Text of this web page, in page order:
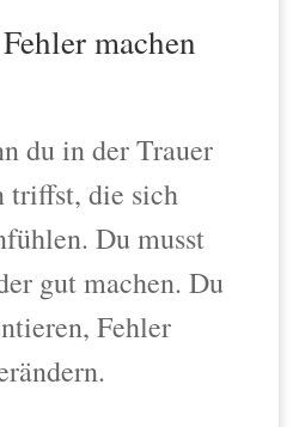
machen
du in der Trauer
triffst, die sich
Du musst
gut machen. Du
Fehler